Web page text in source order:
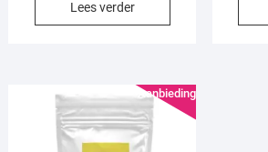
Lees verder
Aanbieding!